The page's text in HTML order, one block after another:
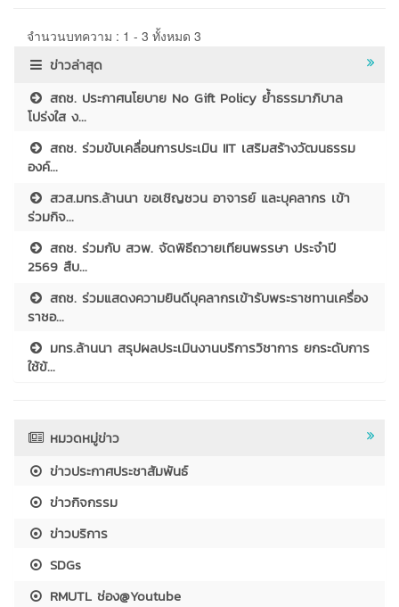
จำนวนบทความ : 1 - 3 ทั้งหมด 3
ข่าวล่าสุด
สถช. ประกาศนโยบาย No Gift Policy ย้ำธรรมาภิบาล
โปร่งใส ง...
สถช. ร่วมขับเคลื่อนการประเมิน IIT เสริมสร้างวัฒนธรรม
องค์...
สวส.มทร.ล้านนา ขอเชิญชวน อาจารย์ และบุคลากร เข้า
ร่วมกิจ...
สถช. ร่วมกับ สวพ. จัดพิธีถวายเทียนพรรษา ประจำปี
2569 สืบ...
สถช. ร่วมแสดงความยินดีบุคลากรเข้ารับพระราชทานเครื่อง
ราชอ...
มทร.ล้านนา สรุปผลประเมินงานบริการวิชาการ ยกระดับการ
ใช้ข้...
หมวดหมู่ข่าว
ข่าวประกาศประชาสัมพันธ์
ข่าวกิจกรรม
ข่าวบริการ
SDGs
RMUTL ช่อง@Youtube